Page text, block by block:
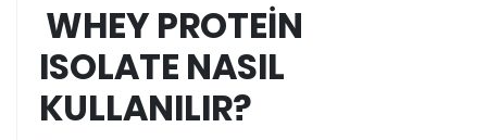
WHEY PROTEİN
ISOLATE NASIL
KULLANILIR?